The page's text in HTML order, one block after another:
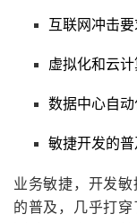
互联网冲击
虚拟化和云
数据中心自
敏捷开发的普
业务敏捷，开发
的普及，几乎打